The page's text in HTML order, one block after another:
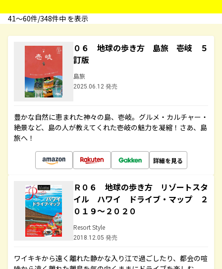
41〜60件/348件中 を表示
０６ 地球の歩き方 島旅 壱岐 ５
訂版
島旅
2025.06.12 発売
豊かな自然に恵まれた神々の島、壱岐。グルメ・カルチャー・
絶景など、島の人が教えてくれた壱岐の魅力を凝縮！さあ、島
旅へ！
詳細を見る
Ｒ０６ 地球の歩き方 リゾートスタ
イル ハワイ ドライブ・マップ ２
０１９～２０２０
Resort Style
2018.12.05 発売
ワイキキから遠く離れた静かな入り江で過ごしたり、都会の喧